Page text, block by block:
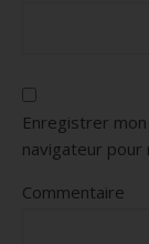
Enregistrer
navigateur pour
Commentaire